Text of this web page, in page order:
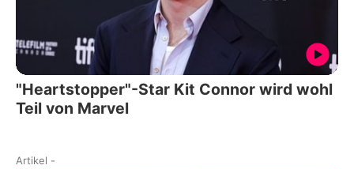
"Heartstopper"-Star Kit Connor wird wohl
Teil von Marvel
Artikel -